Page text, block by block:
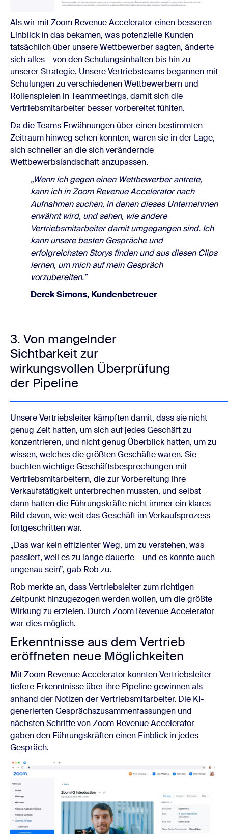
Als wir mit Zoom Revenue Accelerator einen besseren
Einblick in das bekamen, was potenzielle Kunden
tatsächlich über unsere Wettbewerber sagten, änderte
sich alles – von den Schulungsinhalten bis hin zu
unserer Strategie. Unsere Vertriebsteams begannen mit
Schulungen zu verschiedenen Wettbewerbern und
Rollenspielen in Teammeetings, damit sich die
Vertriebsmitarbeiter besser vorbereitet fühlten.
Da die Teams Erwähnungen über einen bestimmten
Zeitraum hinweg sehen konnten, waren sie in der Lage,
sich schneller an die sich verändernde
Wettbewerbslandschaft anzupassen.
„Wenn ich gegen einen Wettbewerber antrete,
kann ich in Zoom Revenue Accelerator nach
Aufnahmen suchen, in denen dieses Unternehmen
erwähnt wird, und sehen, wie andere
Vertriebsmitarbeiter damit umgegangen sind. Ich
kann unsere besten Gespräche und
erfolgreichsten Storys finden und aus diesen Clips
lernen, um mich auf mein Gespräch
vorzubereiten.”
Derek Simons, Kundenbetreuer
3. Von mangelnder
Sichtbarkeit zur
wirkungsvollen Überprüfung
der Pipeline
Unsere Vertriebsleiter kämpften damit, dass sie nicht
genug Zeit hatten, um sich auf jedes Geschäft zu
konzentrieren, und nicht genug Überblick hatten, um zu
wissen, welches die größten Geschäfte waren. Sie
buchten wichtige Geschäftsbesprechungen mit
Vertriebsmitarbeitern, die zur Vorbereitung ihre
Verkaufstätigkeit unterbrechen mussten, und selbst
dann hatten die Führungskräfte nicht immer ein klares
Bild davon, wie weit das Geschäft im Verkaufsprozess
fortgeschritten war.
„Das war kein effizienter Weg, um zu verstehen, was
passiert, weil es zu lange dauerte – und es konnte auch
ungenau sein”, gab Rob zu.
Rob merkte an, dass Vertriebsleiter zum richtigen
Zeitpunkt hinzugezogen werden wollen, um die größte
Wirkung zu erzielen. DurchZoom Revenue Accelerator
war dies möglich.
Erkenntnisse aus dem Vertrieb
eröffneten neue Möglichkeiten
MitZoom Revenue Accelerator konnten Vertriebsleiter
tiefere Erkenntnisse über ihre Pipeline gewinnen als
anhand der Notizen der Vertriebsmitarbeiter. Die KI-
generierten Gesprächszusammenfassungen und
nächsten Schritte vonZoom Revenue Accelerator
gaben den Führungskräften einen Einblick in jedes
Gespräch.